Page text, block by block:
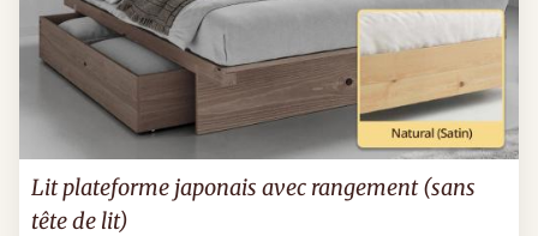
Lit plateforme japonais avec rangement (sans
tête de lit)